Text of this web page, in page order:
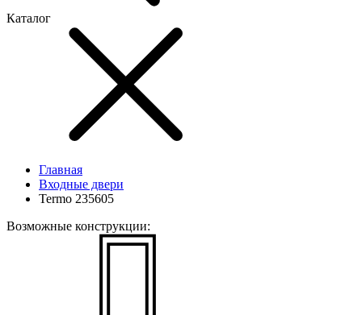
Каталог
Главная
Входные двери
Termo 235605
Возможные конструкции: